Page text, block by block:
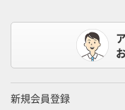
新規会員登録